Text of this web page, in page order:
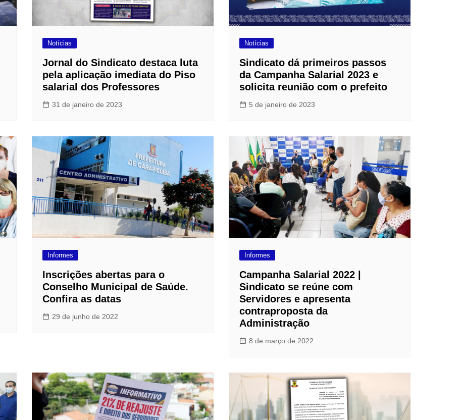
Notícias
Jornal do Sindicato destaca luta
pela aplicação imediata do Piso
salarial dos Professores
31 de janeiro de 2023
Notícias
Sindicato dá primeiros passos
da Campanha Salarial 2023 e
solicita reunião com o prefeito
5 de janeiro de 2023
Informes
Inscrições abertas para o
Conselho Municipal de Saúde.
Confira as datas
29 de junho de 2022
Informes
Campanha Salarial 2022 |
Sindicato se reúne com
Servidores e apresenta
contraproposta da
Administração
8 de março de 2022